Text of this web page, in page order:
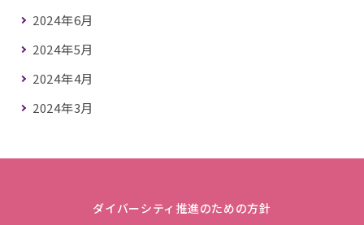
2024年6月
2024年5月
2024年4月
2024年3月
ダイバーシティ推進のための方針